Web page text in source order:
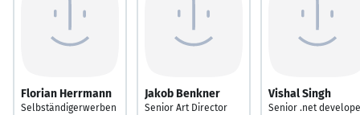
Florian Herrmann
Selbständigerwerben
Jakob Benkner
Senior Art Director
Vishal Singh
Senior .net